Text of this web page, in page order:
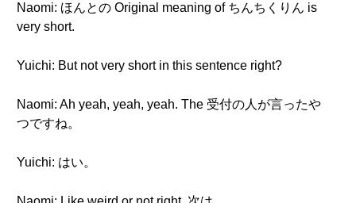
Naomi: ほんとの Original meaning of ちんちくりん is
very short.
Yuichi: But not very short in this sentence right?
Naomi: Ah yeah, yeah, yeah. The 受付の人が言ったや
つですね。
Yuichi: はい。